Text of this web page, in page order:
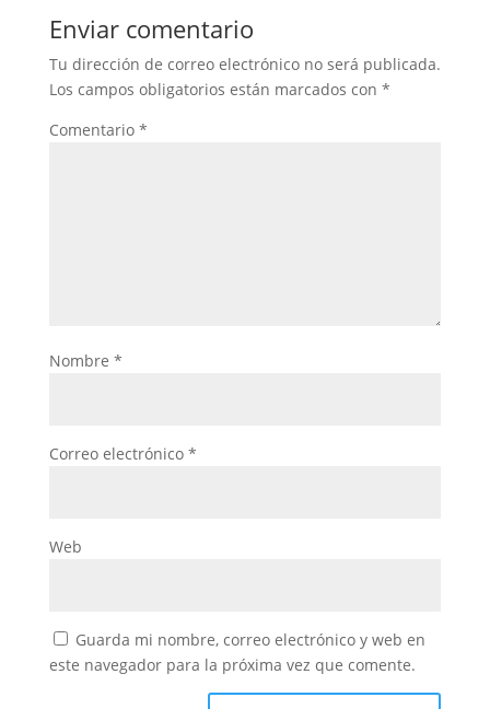
Enviar comentario
Tu dirección de correo electrónico no será publicada.
Los campos obligatorios están marcados con *
Comentario *
Nombre *
Correo electrónico *
Web
Guarda mi nombre, correo electrónico y web en
este navegador para la próxima vez que comente.